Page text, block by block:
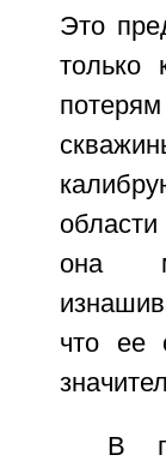
Это
только
она
что ее
В